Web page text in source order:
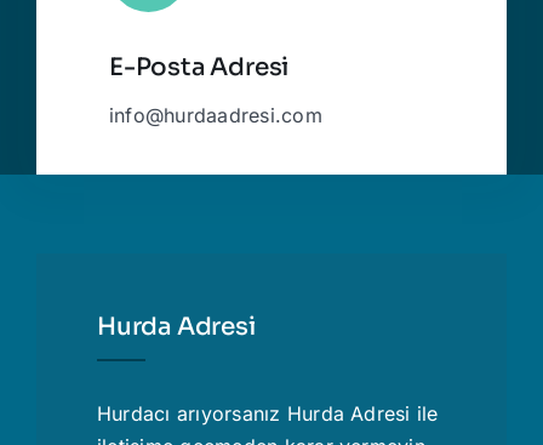
E-Posta Adresi
info@hurdaadresi.com
Hurda Adresi
Hurdacı arıyorsanız Hurda Adresi ile